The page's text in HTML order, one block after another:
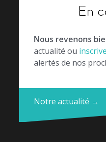
En
Nous revenons
actualité ou
alertés de nos
Notre actualité →